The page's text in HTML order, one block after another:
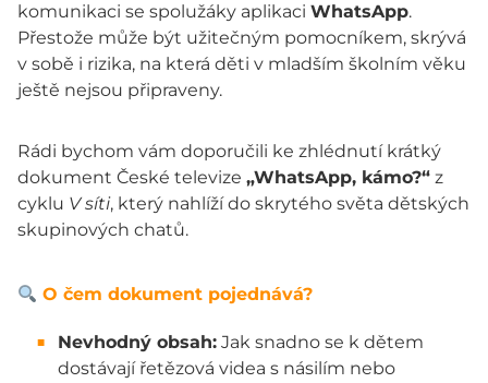
komunikaci se spolužáky aplikaci WhatsApp.
Přestože může být užitečným pomocníkem, skrývá
v sobě i rizika, na která děti v mladším školním věku
ještě nejsou připraveny.
Rádi bychom vám doporučili ke zhlédnutí krátký
dokument České televize „WhatsApp, kámo?“ z
cyklu V síti, který nahlíží do skrytého světa dětských
skupinových chatů.
O čem dokument pojednává?
Nevhodný obsah:Jak snadno se k dětem
dostávají řetězová videa s násilím nebo